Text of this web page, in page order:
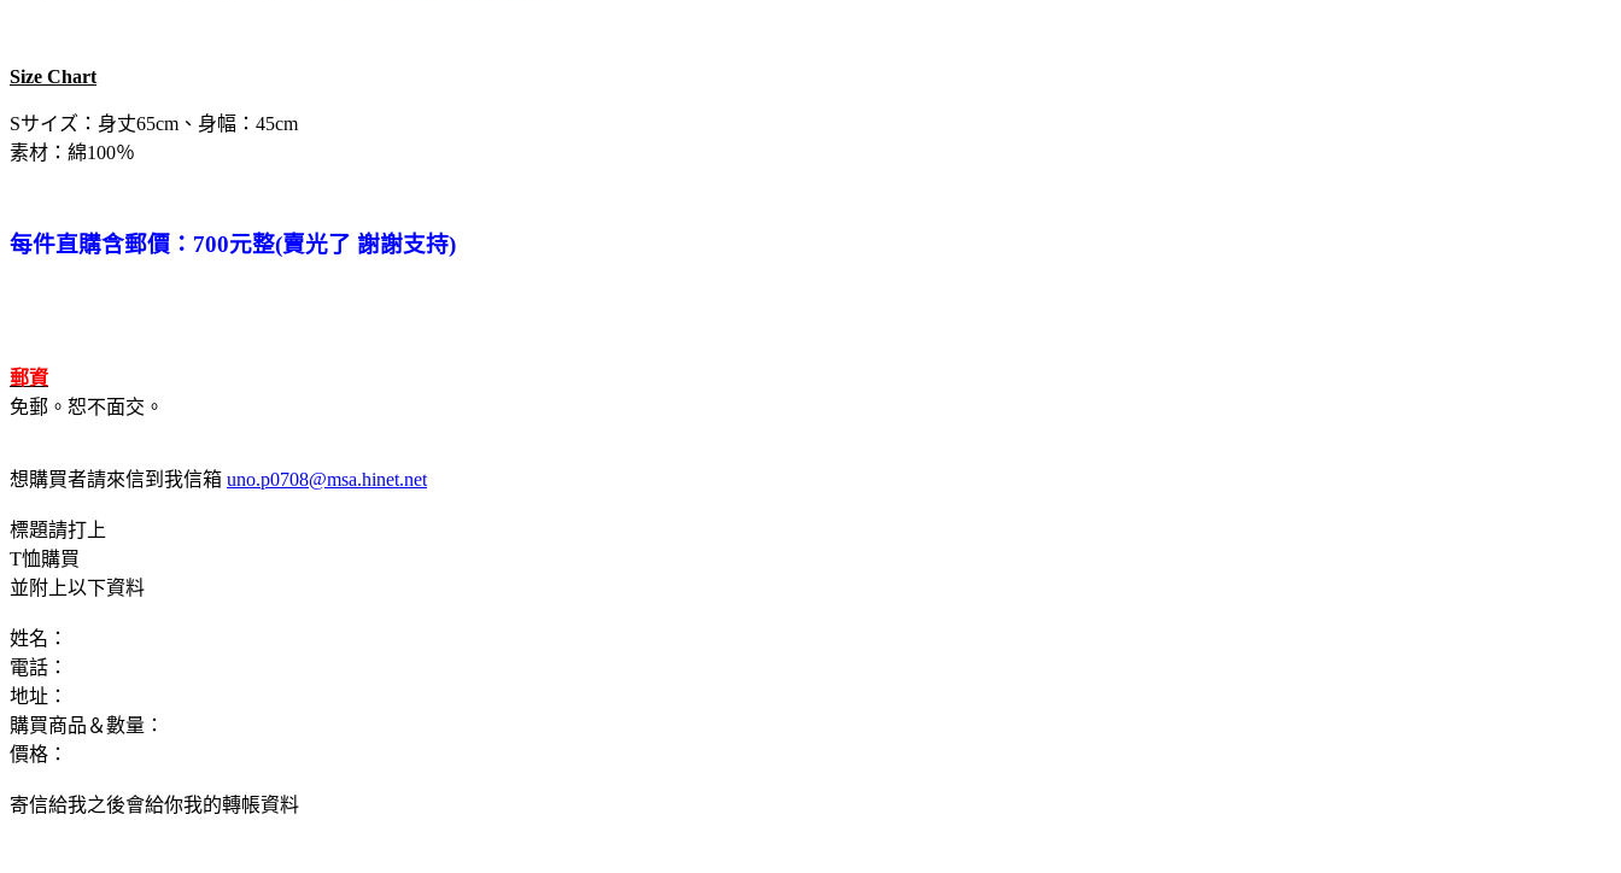
Size Chart
Sサイズ：身丈65cm、身幅：45cm
素材：綿100％
每件直購含郵價：700元整(賣光了 謝謝支持)
郵資
免郵。恕不面交。
想購買者請來信到我信箱 uno.p0708@msa.hinet.net
標題請打上
T恤購買
並附上以下資料
姓名：
電話：
地址：
購買商品＆數量：
價格：
寄信給我之後會給你我的轉帳資料